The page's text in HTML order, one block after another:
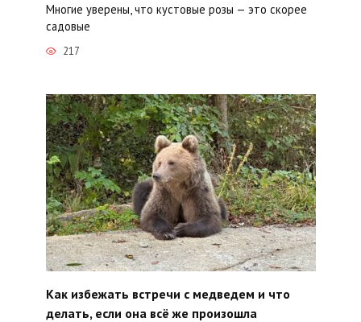
Многие уверены, что кустовые розы — это скорее
садовые
217
Как избежать встречи с медведем и что
делать, если она всё же произошла